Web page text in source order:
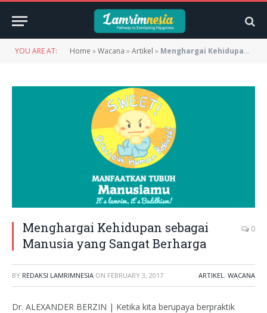
YOU ARE AT: Home »Wacana »Artikel » Menghargai Kehidupan sebagai Manusia yang Sangat Berharga
Menghargai Kehidupan sebagai
Manusia yang Sangat Berharga
0
BY REDAKSI LAMRIMNESIA ON FEBRUARY 3, 2017 ARTIKEL, WACANA
Dr. ALEXANDER BERZIN | Ketika kita berupaya berpraktik